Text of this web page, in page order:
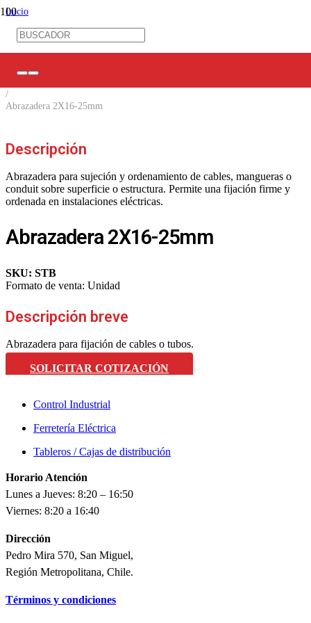
Inicio
Ferretería Eléctrica
/
Abrazadera 2X16-25mm
Descripción
Abrazadera para sujeción y ordenamiento de cables, mangueras o
conduit sobre superficie o estructura. Permite una fijación firme y
ordenada en instalaciones eléctricas.
Abrazadera 2X16-25mm
SKU: STB
Formato de venta: Unidad
Descripción breve
Abrazadera para fijación de cables o tubos.
SOLICITAR COTIZACIÓN
Control Industrial
Ferretería Eléctrica
Tableros / Cajas de distribución
Horario Atención
Lunes a Jueves: 8:20 – 16:50
Viernes: 8:20 a 16:40
Dirección
Pedro Mira 570, San Miguel,
Región Metropolitana, Chile.
Términos y condiciones